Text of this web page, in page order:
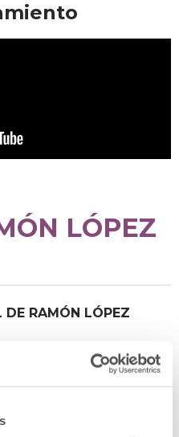
LÓPEZ
DE RAMÓN LÓPEZ